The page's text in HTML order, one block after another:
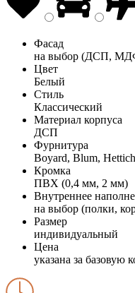
Фасад
на выбор (ДСП,
Цвет
Белый
Стиль
Классический
Материал корпуса
ДСП
Фурнитура
Boyard, Blum, Hettich
Кромка
ПВХ (0,4 мм, 2 мм)
Внутреннее
на выбор (полки,
Размер
индивидуальный
Цена
указана за базовую